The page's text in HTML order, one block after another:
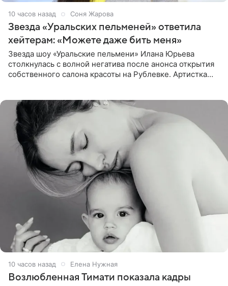
10 часов назад Соня Жарова
Звезда «Уральских пельменей» ответила
хейтерам: «Можете даже бить меня»
Звезда шоу «Уральские пельмени» Илана Юрьева
столкнулась с волной негатива после анонса открытия
собственного салона красоты на Рублевке. Артистка
10 часов назад Елена Нужная
Возлюбленная Тимати показала кадры